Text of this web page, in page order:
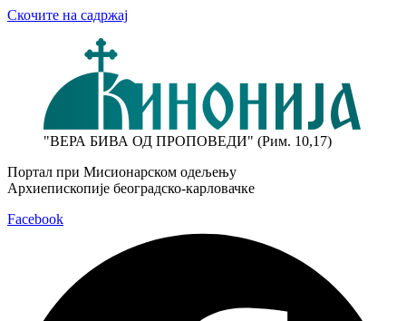
Скочите на садржај
"ВЕРА БИВА ОД ПРОПОВЕДИ" (Рим. 10,17)
Портал при Мисионарском одељењу
Архиепископије београдско-карловачке
Facebook